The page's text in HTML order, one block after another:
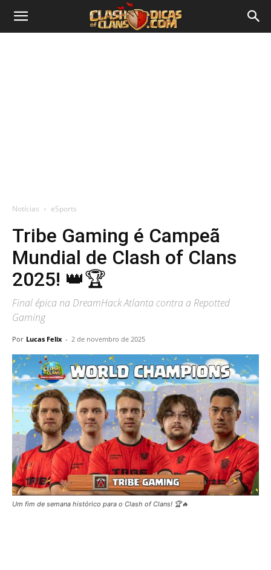
Notícias eSports
Tribe Gaming é Campeã
Mundial de Clash of Clans
2025! 👑🏆
Final épica na DreamHack Atlanta contra a Repotted
Gaming
Por Lucas Felix - 2 de novembro de 2025
Um fim de semana histórico para o Clash of Clans! 🏆🔥